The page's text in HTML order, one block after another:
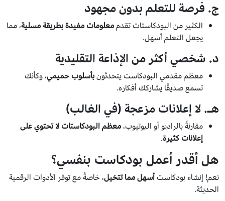
ج. فرصة للتعلم بدون مجهود
الكثير من البودكاستات تقدممعلومات مفيدة بطريقة مسلية، مما
يجعل التعلم أسهل.
د. شخصي أكثر من الإذاعة التقليدية
معظم مقدمي البودكاست يتحدثونبأسلوب حميمي، وكأنك
تسمع صديقًا يشاركك أفكاره.
هـ. لا إعلانات مزعجة (في الغالب)
مقارنةً بالراديو أو اليوتيوب،معظم البودكاستات لا تحتوي على
إعلانات كثيرة.
هل أقدر أعمل بودكاست بنفسي؟
نعم! إنشاء بودكاستأسهل مما تتخيل، خاصةً مع توفر الأدوات الرقمية
الحديثة.